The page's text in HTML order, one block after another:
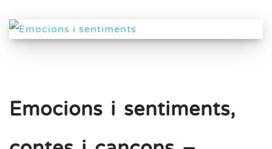
Emocions i sentiments,